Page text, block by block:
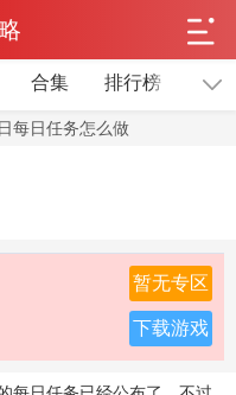
合集 排行榜 单机
每日任务怎么做
暂无专区
下载游戏